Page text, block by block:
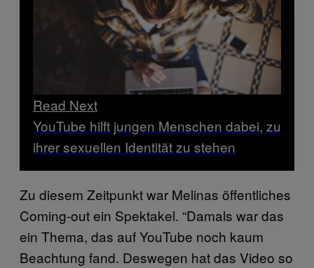
Read Next
YouTube hilft jungen Menschen dabei, zu
ihrer sexuellen Identität zu stehen
Zu diesem Zeitpunkt war Melinas öffentliches
Coming-out ein Spektakel. “Damals war das
ein Thema, das auf YouTube noch kaum
Beachtung fand. Deswegen hat das Video so